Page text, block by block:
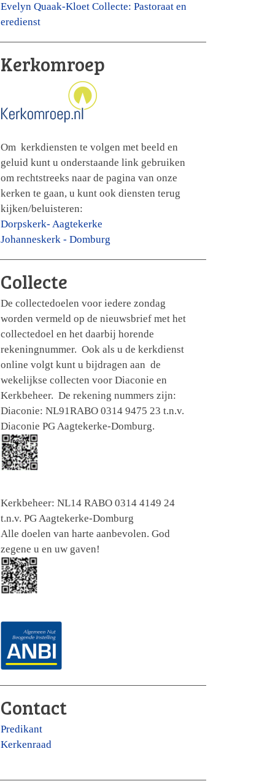
Evelyn Quaak-Kloet Collecte: Pastoraat en
eredienst
Kerkomroep
Om kerkdiensten te volgen met beeld en
geluid kunt u onderstaande link gebruiken
om rechtstreeks naar de pagina van onze
kerken te gaan, u kunt ook diensten terug
kijken/beluisteren:
Dorpskerk- Aagtekerke
Johanneskerk - Domburg
Collecte
De collectedoelen voor iedere zondag
worden vermeld op de nieuwsbrief met het
collectedoel en het daarbij horende
rekeningnummer. Ook als u de kerkdienst
online volgt kunt u bijdragen aan de
wekelijkse collecten voor Diaconie en
Kerkbeheer. De rekening nummers zijn:
Diaconie: NL91RABO 0314 9475 23 t.n.v.
Diaconie PG Aagtekerke-Domburg.
Kerkbeheer: NL14 RABO 0314 4149 24
t.n.v. PG Aagtekerke-Domburg
Alle doelen van harte aanbevolen. God
zegene u en uw gaven!
Contact
Predikant
Kerkenraad